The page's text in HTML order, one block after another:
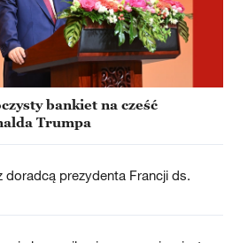
bankiet na cześć
Trumpa
doradcą prezydenta Francji ds.